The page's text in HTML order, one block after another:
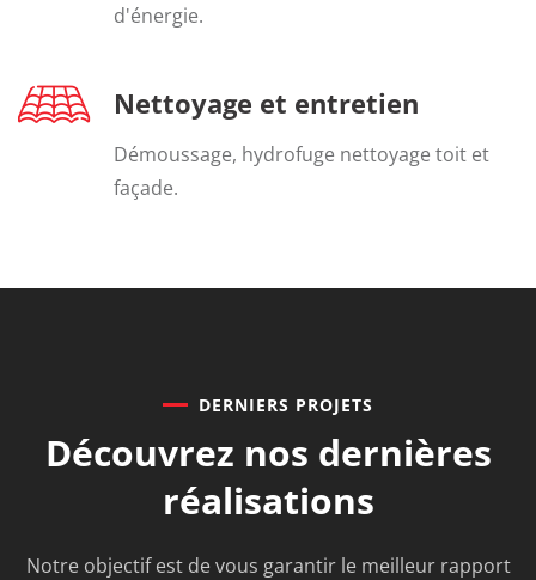
d'énergie.
Nettoyage et entretien
Démoussage, hydrofuge nettoyage toit et
façade.
DERNIERS PROJETS
Découvrez nos dernières
réalisations
Notre objectif est de vous garantir le meilleur rapport